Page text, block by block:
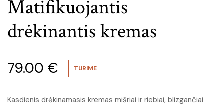
Matifikuojantis
drėkinantis kremas
79.00 € TURIME
Kasdienis drėkinamasis kremas mišriai ir riebiai, blizgančiai